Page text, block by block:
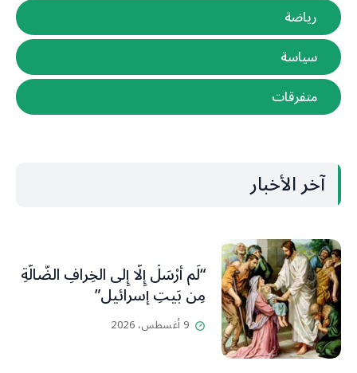
رياضة
سياسة
متفرقات
آخر الأخبار
“لَم أُرْسَلْ إِلَّا إِلى الخِرافِ الضَّالَّةِ
مِن بَيتِ إسرائيل”
9 أغسطس، 2026